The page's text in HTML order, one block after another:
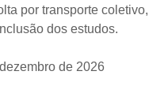
por transporte coletivo,
dos estudos.
de 2026